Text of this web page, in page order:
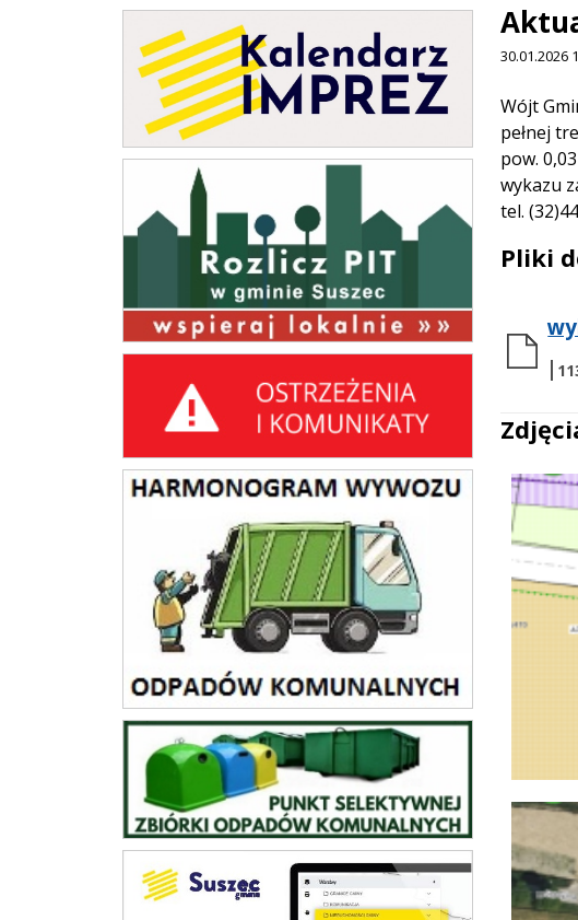
Kalendarz Imprez
rozlicz PIT w gminie Suszec
harmonogram wywozu odpadów komunalnych
PSZOK
Gminne Tereny Inwestycyjne
30.01.2026
Treść
Wójt
pełnej
pow.
wykazu
tel.
Pliki